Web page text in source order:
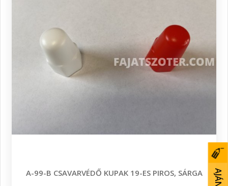
A-99-B CSAVARVÉDŐ KUPAK 19-ES PIROS, SÁRGA